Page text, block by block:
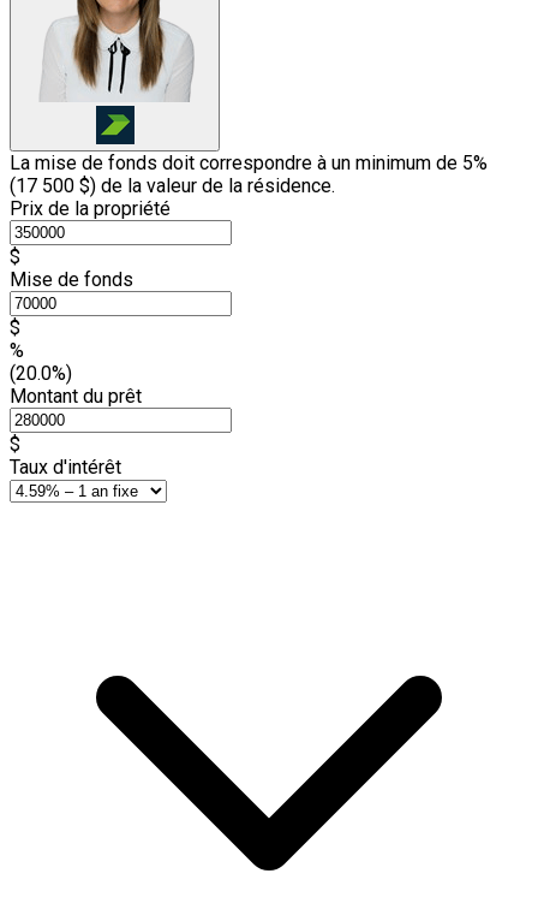
La mise de fonds doit correspondre à un minimum de 5%
(17 500 $) de la valeur de la résidence.
Prix de la propriété
$
Mise de fonds
$
%
(20.0%)
Montant du prêt
$
Taux d'intérêt